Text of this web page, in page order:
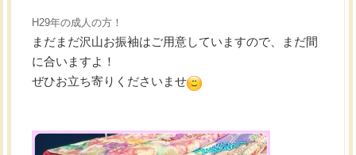
H29年の成人の方！
まだまだ沢山お振袖はご用意していますので、まだ間
に合いますよ！
ぜひお立ち寄りくださいませ